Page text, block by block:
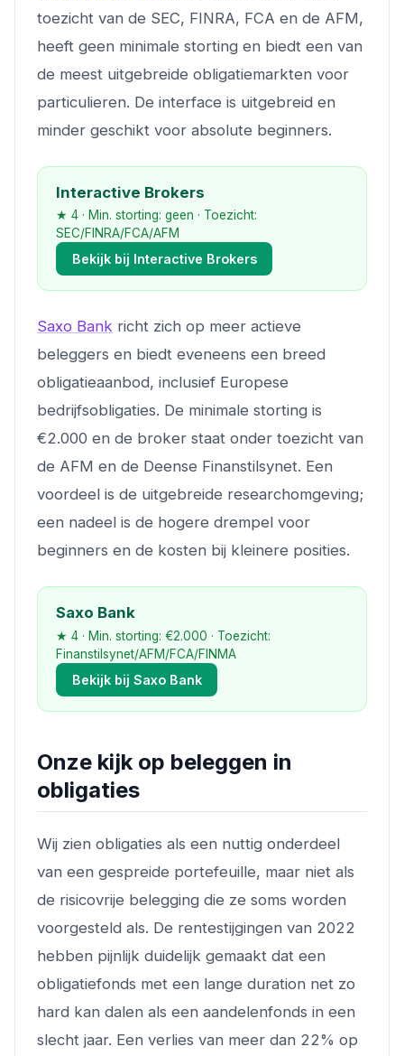
toezicht van de SEC, FINRA, FCA en de AFM,
heeft geen minimale storting en biedt een van
de meest uitgebreide obligatiemarkten voor
particulieren. De interface is uitgebreid en
minder geschikt voor absolute beginners.
Interactive Brokers
★ 4 · Min. storting: geen · Toezicht:
SEC/FINRA/FCA/AFM
Bekijk bij Interactive Brokers
Saxo Bank richt zich op meer actieve
beleggers en biedt eveneens een breed
obligatieaanbod, inclusief Europese
bedrijfsobligaties. De minimale storting is
€2.000 en de broker staat onder toezicht van
de AFM en de Deense Finanstilsynet. Een
voordeel is de uitgebreide researchomgeving;
een nadeel is de hogere drempel voor
beginners en de kosten bij kleinere posities.
Saxo Bank
★ 4 · Min. storting: €2.000 · Toezicht:
Finanstilsynet/AFM/FCA/FINMA
Bekijk bij Saxo Bank
Onze kijk op beleggen in
obligaties
Wij zien obligaties als een nuttig onderdeel
van een gespreide portefeuille, maar niet als
de risicovrije belegging die ze soms worden
voorgesteld als. De rentestijgingen van 2022
hebben pijnlijk duidelijk gemaakt dat een
obligatiefonds met een lange duration net zo
hard kan dalen als een aandelenfonds in een
slecht jaar. Een verlies van meer dan 22% op